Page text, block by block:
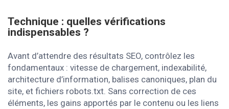
Technique : quelles vérifications
indispensables ?
Avant d’attendre des résultats SEO, contrôlez les
fondamentaux : vitesse de chargement, indexabilité,
architecture d’information, balises canoniques, plan du
site, et fichiers robots.txt. Sans correction de ces
éléments, les gains apportés par le contenu ou les liens